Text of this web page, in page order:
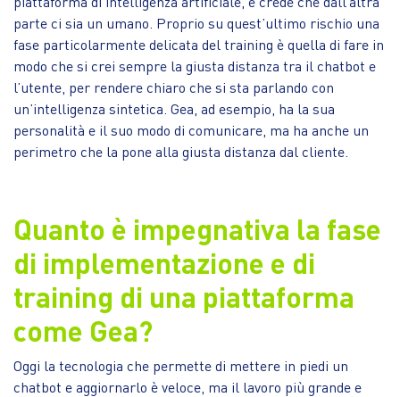
parte ci sia un umano. Proprio su quest’ultimo rischio una
fase particolarmente delicata del training è quella di fare in
modo che si crei sempre la giusta distanza tra il chatbot e
l’utente, per rendere chiaro che si sta parlando con
un’intelligenza sintetica. Gea, ad esempio, ha la sua
personalità e il suo modo di comunicare, ma ha anche un
perimetro che la pone alla giusta distanza dal cliente.
Quanto è impegnativa la fase
di implementazione e di
training di una piattaforma
come Gea?
Oggi la tecnologia che permette di mettere in piedi un
chatbot e aggiornarlo è veloce, ma il lavoro più grande e